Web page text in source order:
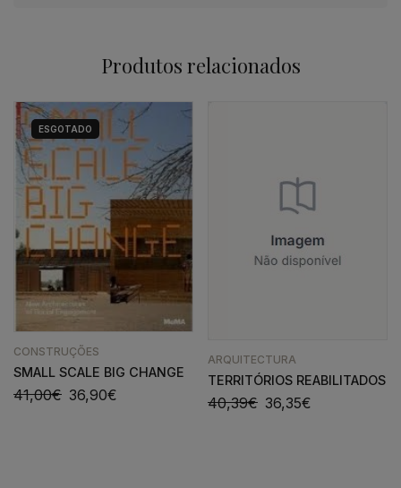
Produtos relacionados
ESGOTADO
CONSTRUÇÕES
SMALL SCALE BIG CHANGE
41,00€ 36,90€
ARQUITECTURA
TERRITÓRIOS REABILITADOS
40,39€ 36,35€